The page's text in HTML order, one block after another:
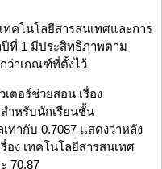
ทคโนโลยีสารสนเทศและการ
ที่ 1 มีประสิทธิภาพตาม
กว่าเกณฑ์ที่ตั้งไว้
ตอร์ช่วยสอน เรื่อง
ำหรับนักเรียนชั้น
ากับ 0.7087 แสดงว่าหลัง
อง เทคโนโลยีสารสนเทศ
70.87